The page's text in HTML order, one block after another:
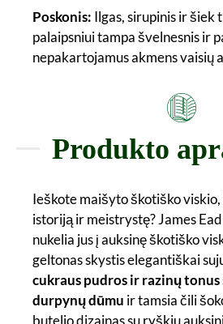
Poskonis: Ilgas, sirupinis ir šiek
palaipsniui tampa švelnesnis ir
nepakartojamus akmens vaisių
Produkto
Ieškote maišyto škotiško viskio,
istoriją ir meistrystę? James
nukelia jus į auksinę škotiško
geltonas skystis elegantiškai
cukraus pudros ir razinų tonus
durpynų dūmu ir tamsia čili
butelio dizainas su ryškiu